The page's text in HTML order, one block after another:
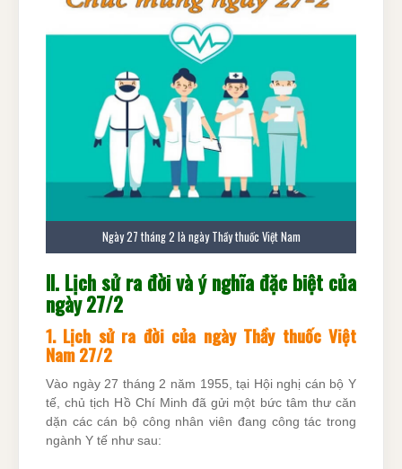
Ngày 27 tháng 2 là ngày Thầy thuốc Việt Nam
II. Lịch sử ra đời và ý nghĩa đặc biệt của
ngày 27/2
1. Lịch sử ra đời của ngày Thầy thuốc Việt
Nam 27/2
Vào ngày 27 tháng 2 năm 1955, tại Hội nghị cán bộ Y
tế, chủ tịch Hồ Chí Minh đã gửi một bức tâm thư căn
dặn các cán bộ công nhân viên đang công tác trong
ngành Y tế như sau: